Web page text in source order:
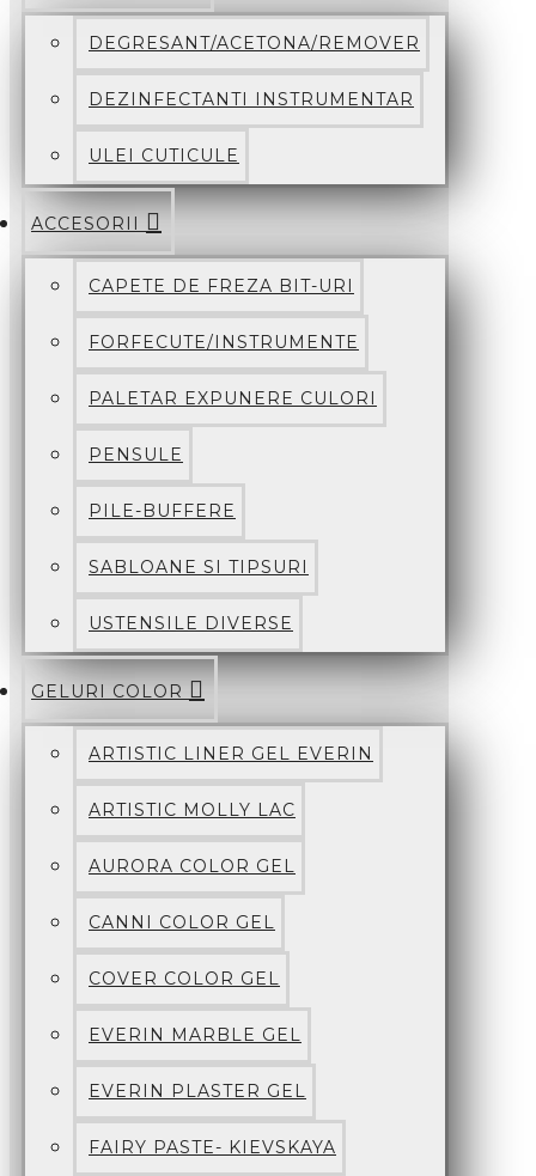
DEGRESANT/ACETONA/REMOVER
DEZINFECTANTI INSTRUMENTAR
ULEI CUTICULE
ACCESORII
CAPETE DE FREZA BIT-URI
FORFECUTE/INSTRUMENTE
PALETAR EXPUNERE CULORI
PENSULE
PILE-BUFFERE
SABLOANE SI TIPSURI
USTENSILE DIVERSE
GELURI COLOR
ARTISTIC LINER GEL EVERIN
ARTISTIC MOLLY LAC
AURORA COLOR GEL
CANNI COLOR GEL
COVER COLOR GEL
EVERIN MARBLE GEL
EVERIN PLASTER GEL
FAIRY PASTE- KIEVSKAYA